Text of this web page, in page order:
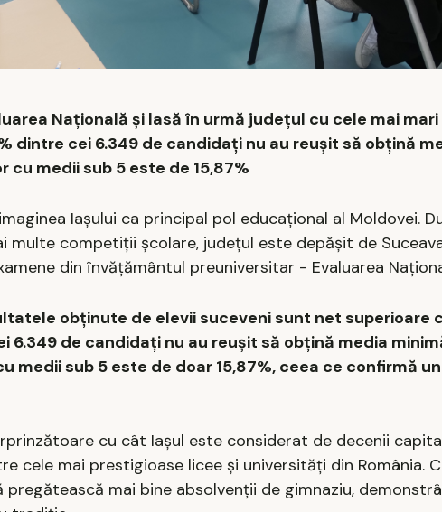
Națională și lasă în urmă județul cu cele mai
dintre cei 6.349 de candidați nu au reușit să obțină
medii sub 5 este de 15,87%
Iașului ca principal pol educațional al Moldovei.
multe competiții școlare, județul este depășit de
din învățământul preuniversitar - Evaluarea
obținute de elevii suceveni sunt net superioare
6.349 de candidați nu au reușit să obțină media
medii sub 5 este de doar 15,87%, ceea ce confirmă
cu cât Iașul este considerat de decenii
cele mai prestigioase licee și universități din România.
pregătească mai bine absolvenții de gimnaziu,